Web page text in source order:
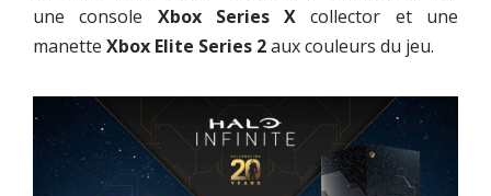
une console Xbox Series X collector et une
manette Xbox Elite Series 2aux couleurs du jeu.